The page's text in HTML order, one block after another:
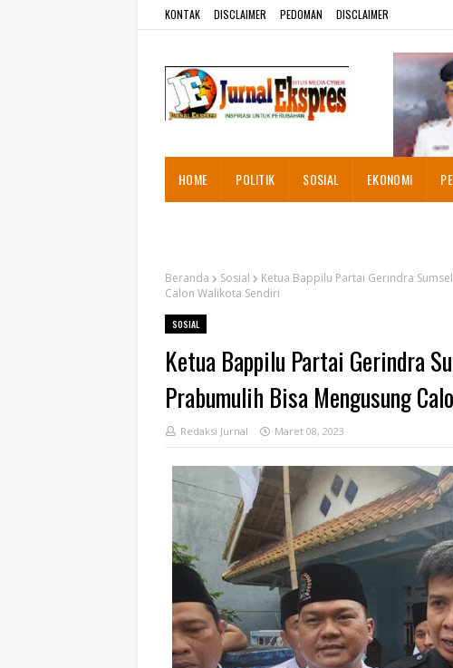
KONTAK DISCLAIMER PEDOMAN DISCLAIMER
HOME POLITIK SOSIAL EKONOMI
Beranda Sosial
Ketua Bappilu Partai Gerindra
Calon Walikota Sendiri
SOSIAL
Ketua Bappilu Partai Gerindra
Prabumulih Bisa Mengusung
Redaksi Jurnal Maret 08, 2023